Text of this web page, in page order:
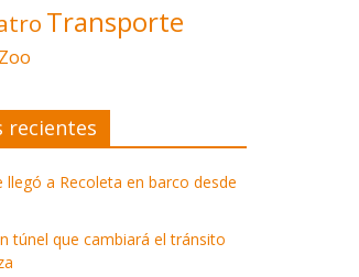
Transporte
Zoo
recientes
llegó a Recoleta en barco desde
túnel que cambiará el tránsito